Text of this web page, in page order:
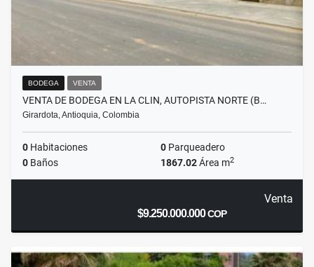
BODEGA VENTA
VENTA DE BODEGA EN LA CLIN, AUTOPISTA NORTE (B…
Girardota, Antioquia, Colombia
0 Habitaciones 0 Parqueadero
0 Baños 1867.02Área m2
Venta
$9.250.000.000COP